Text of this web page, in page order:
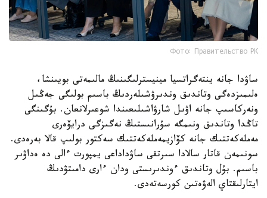
Фото: Правительство РК
ساۋدا جانە ينتەگراتسيا مينيسترلىگىنىڭ مالىمەتى بويىنشا،
ەلىمىزدەگى وتاندىق وندىرۋشىلەردىڭ باسىم بولىگى جەڭىل
ونەركاسىپ جانە اۋىل شارۋاشىلىعىندا شوعىرلانعان. بۇگىنگى
تاڭدا وتاندىق ونىمگە سۇرانىستىڭ نەگىزگى درايۆەرى
مەملەكەتتىك جانە كۆازيمەملەكەتتىك سەكتور بولىپ قالا بەرەدى.
سونىمەن قاتار سالادا سىرتقى ساۋداداعى يمپورت ءالى دە ەداۋىر
باسىم. بۇل وتاندىق ءوندىرىستى ودان ءارى دامىتۋدىڭ
ايتارلىقتاي الەۋەتىن كورسەتەدى.